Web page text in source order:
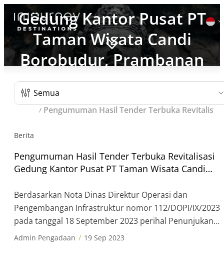
Cari
untuk:
Gedung Kantor Pusat PT
Taman Wisata Candi
Borobudur, Prambanan
dan Ratu Boko
Pengumuman Hasil Tender Terbuka Revitalisasi Gedung Kantor Pusat PT Taman Wisata Candi Borobudur, Prambanan dan Ratu Boko
Semua
Berita
Pengumuman Hasil Tender Terbuka Revitalisasi
Gedung Kantor Pusat PT Taman Wisata Candi
Berdasarkan Nota Dinas Direktur Operasi dan
Pengembangan Infrastruktur nomor 112/DOPI/IX/2023
pada tanggal 18 September 2023 perihal Penunjukan
Pemenang Tender Terbuka Revitalisasi Gedung Kantor
Admin Pengadaan 19 Sep 2023